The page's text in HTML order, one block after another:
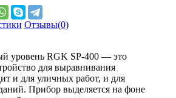
Отзывы(0)
уровень RGK SP‑400 — это
для выравнивания
и для уличных работ, и для
Прибор выделяется на фоне